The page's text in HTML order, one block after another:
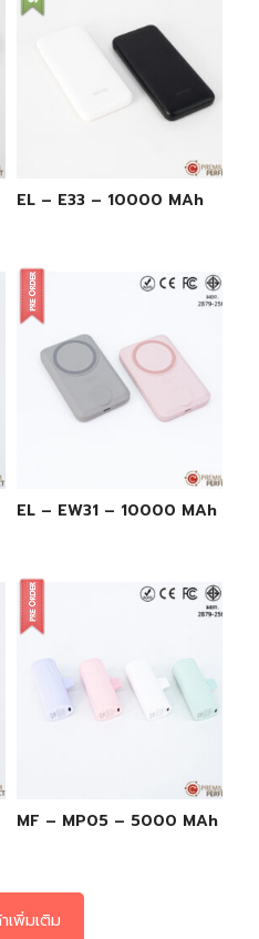
EL – E33 – 10000 MAh
EL – EW31 – 10000 MAh
MF – MP05 – 5000 MAh
เพิ่มเติม